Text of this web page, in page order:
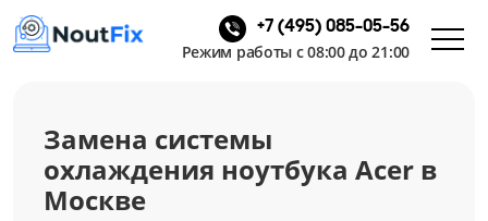
+7 (495) 085-05-56
Режим работы с 08:00 до 21:00
Замена системы
охлаждения ноутбука Acer в
Москве